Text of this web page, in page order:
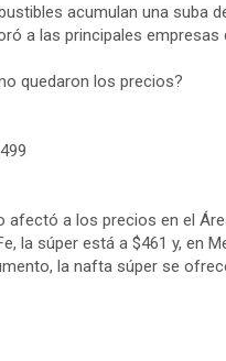
acumulan una suba
a las principales
quedaron los precios?
afectó a los precios en el
la súper está a $461 y, en
la nafta súper se